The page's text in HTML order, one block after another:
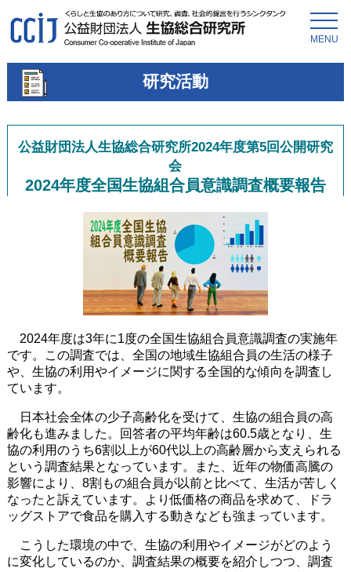
MENU
研究活動
公益財団法人生協総合研究所2024年度第5回公開研究
会
2024年度全国生協組合員意識調査概要報告
2024年度は3年に1度の全国生協組合員意識調査の実施年
です。この調査では、全国の地域生協組合員の生活の様子
や、生協の利用やイメージに関する全国的な傾向を調査し
ています。
日本社会全体の少子高齢化を受けて、生協の組合員の高
齢化も進みました。回答者の平均年齢は60.5歳となり、生
協の利用のうち6割以上が60代以上の高齢層から支えられる
という調査結果となっています。また、近年の物価高騰の
影響により、8割もの組合員が以前と比べて、生活が苦しく
なったと訴えています。より低価格の商品を求めて、ドラ
ッグストアで食品を購入する動きなども強まっています。
こうした環境の中で、生協の利用やイメージがどのよう
に変化しているのか、調査結果の概要を紹介しつつ、調査